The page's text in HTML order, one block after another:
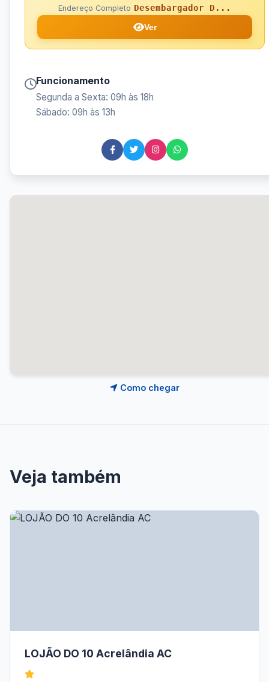
Endereço Completo Desembargador D...
Ver
Funcionamento
Segunda a Sexta: 09h às 18h
Sábado: 09h às 13h
Como chegar
Veja também
LOJÃO DO 10 Acrelândia AC